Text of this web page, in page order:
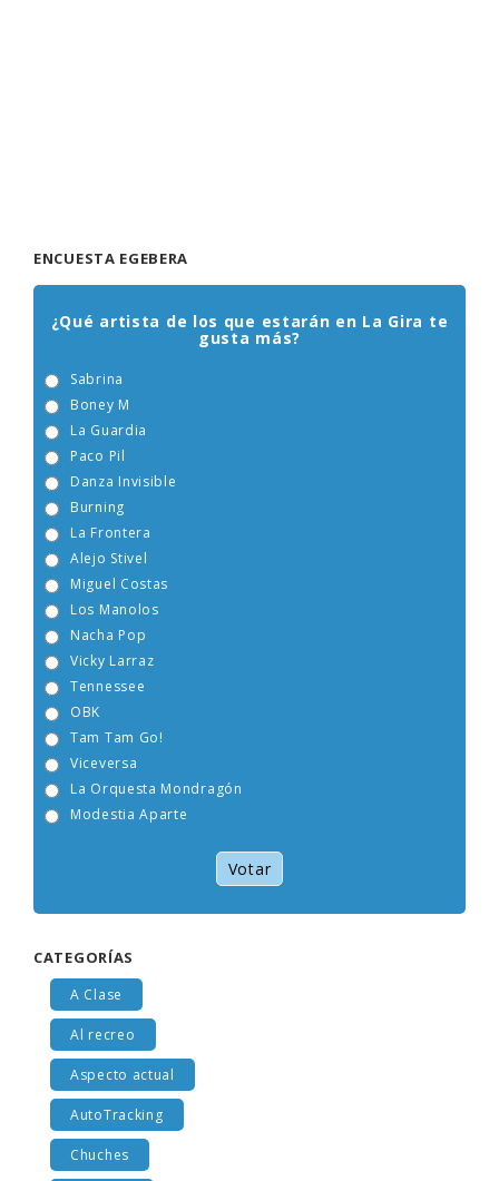
ENCUESTA EGEBERA
¿Qué artista de los que estarán en La Gira te
gusta más?
Sabrina
Boney M
La Guardia
Paco Pil
Danza Invisible
Burning
La Frontera
Alejo Stivel
Miguel Costas
Los Manolos
Nacha Pop
Vicky Larraz
Tennessee
OBK
Tam Tam Go!
Viceversa
La Orquesta Mondragón
Modestia Aparte
Votar
CATEGORÍAS
A Clase
Al recreo
Aspecto actual
AutoTracking
Chuches